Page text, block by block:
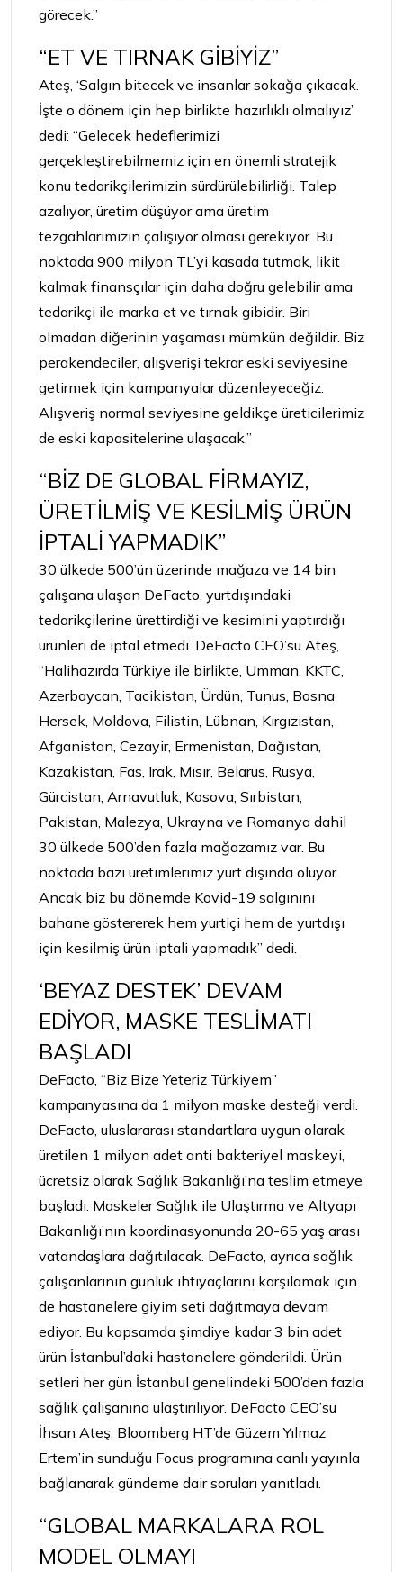
görecek.”
“ET VE TIRNAK GİBİYİZ”
Ateş, ‘Salgın bitecek ve insanlar sokağa çıkacak.
İşte o dönem için hep birlikte hazırlıklı olmalıyız’
dedi: “Gelecek hedeflerimizi
gerçekleştirebilmemiz için en önemli stratejik
konu tedarikçilerimizin sürdürülebilirliği. Talep
azalıyor, üretim düşüyor ama üretim
tezgahlarımızın çalışıyor olması gerekiyor. Bu
noktada 900 milyon TL’yi kasada tutmak, likit
kalmak finansçılar için daha doğru gelebilir ama
tedarikçi ile marka et ve tırnak gibidir. Biri
olmadan diğerinin yaşaması mümkün değildir. Biz
perakendeciler, alışverişi tekrar eski seviyesine
getirmek için kampanyalar düzenleyeceğiz.
Alışveriş normal seviyesine geldikçe üreticilerimiz
de eski kapasitelerine ulaşacak.”
“BİZ DE GLOBAL FİRMAYIZ,
ÜRETİLMİŞ VE KESİLMİŞ ÜRÜN
İPTALİ YAPMADIK”
30 ülkede 500’ün üzerinde mağaza ve 14 bin
çalışana ulaşan DeFacto, yurtdışındaki
tedarikçilerine ürettirdiği ve kesimini yaptırdığı
ürünleri de iptal etmedi. DeFacto CEO’su Ateş,
“Halihazırda Türkiye ile birlikte, Umman, KKTC,
Azerbaycan, Tacikistan, Ürdün, Tunus, Bosna
Hersek, Moldova, Filistin, Lübnan, Kırgızistan,
Afganistan, Cezayir, Ermenistan, Dağıstan,
Kazakistan, Fas, Irak, Mısır, Belarus, Rusya,
Gürcistan, Arnavutluk, Kosova, Sırbistan,
Pakistan, Malezya, Ukrayna ve Romanya dahil
30 ülkede 500’den fazla mağazamız var. Bu
noktada bazı üretimlerimiz yurt dışında oluyor.
Ancak biz bu dönemde Kovid-19 salgınını
bahane göstererek hem yurtiçi hem de yurtdışı
için kesilmiş ürün iptali yapmadık” dedi.
‘BEYAZ DESTEK’ DEVAM
EDİYOR, MASKE TESLİMATI
BAŞLADI
DeFacto, “Biz Bize Yeteriz Türkiyem”
kampanyasına da 1 milyon maske desteği verdi.
DeFacto, uluslararası standartlara uygun olarak
üretilen 1 milyon adet anti bakteriyel maskeyi,
ücretsiz olarak Sağlık Bakanlığı’na teslim etmeye
başladı. Maskeler Sağlık ile Ulaştırma ve Altyapı
Bakanlığı’nın koordinasyonunda 20-65 yaş arası
vatandaşlara dağıtılacak. DeFacto, ayrıca sağlık
çalışanlarının günlük ihtiyaçlarını karşılamak için
de hastanelere giyim seti dağıtmaya devam
ediyor. Bu kapsamda şimdiye kadar 3 bin adet
ürün İstanbul’daki hastanelere gönderildi. Ürün
setleri her gün İstanbul genelindeki 500’den fazla
sağlık çalışanına ulaştırılıyor. DeFacto CEO’su
İhsan Ateş, Bloomberg HT’de Güzem Yılmaz
Ertem’in sunduğu Focus programına canlı yayınla
bağlanarak gündeme dair soruları yanıtladı.
“GLOBAL MARKALARA ROL
MODEL OLMAYI